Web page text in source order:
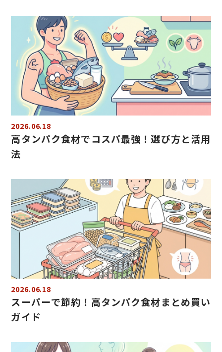
2026.06.18
高タンパク食材でコスパ最強！選び方と活用
法
2026.06.18
スーパーで節約！高タンパク食材まとめ買い
ガイド